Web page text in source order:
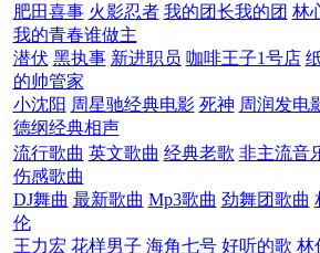
肥田喜事 火影忍者 我的团长我的团 林
我的青春谁做主
潜伏 黑执事 新进职员 咖啡王子1号店
的帅管家
小沈阳 周星驰经典电影 死神 周润发电
德纲经典相声
流行歌曲 英文歌曲 经典老歌 非主流音
伤感歌曲
DJ舞曲 最新歌曲 Mp3歌曲 劲舞团歌曲
伦
王力宏 花样男子 海角七号 好听的歌 林